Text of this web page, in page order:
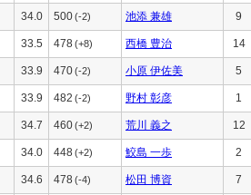
34.0 500(-2) 池添 兼雄 9
33.5 478(+8) 西橋 豊治 14
33.9 470(-2) 小原 伊佐美 5
33.9 482 (-2) 野村 彰彦 1
34.7 460(+2) 荒川 義之 12
34.0 448(+2) 鮫島 一歩 2
34.6 478 (-4) 松田 博資 7